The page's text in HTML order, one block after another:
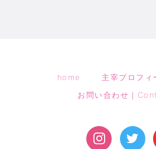
home
主宰プロフ
お問い合わせ｜